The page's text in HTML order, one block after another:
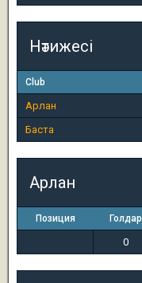
Нәтижесі
Club
Арлан
Баста
Арлан
Позиция Голдар
0